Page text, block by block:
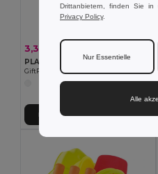
3,33 €
GiftRetail MO8956
In den Warenkorb
Drittanbietern, finden Sie in
Privacy Policy.
Nur Essentielle
Alle